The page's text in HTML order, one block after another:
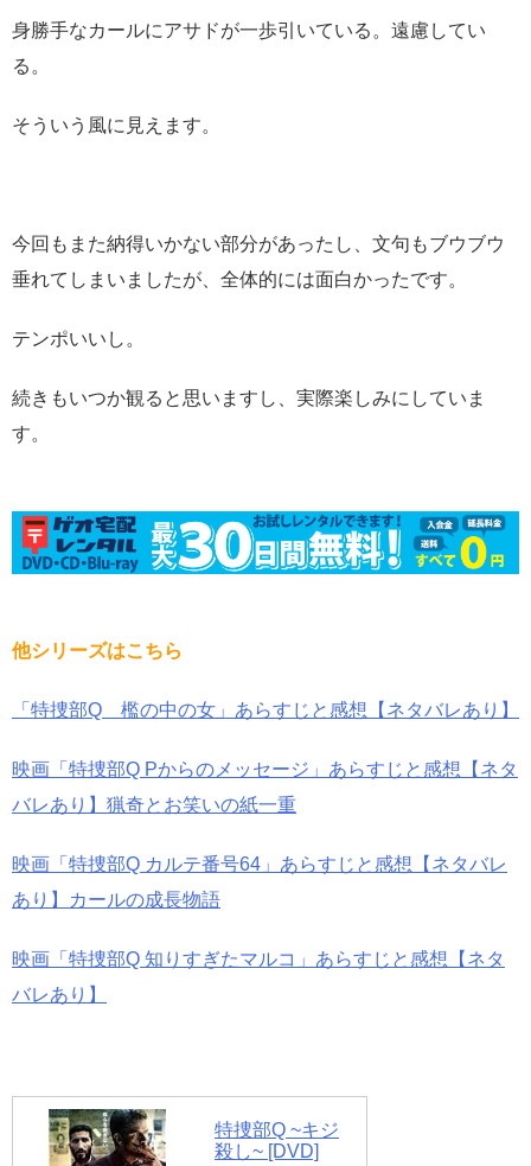
身勝手なカールにアサドが一歩引いている。遠慮してい
る。
そういう風に見えます。
今回もまた納得いかない部分があったし、文句もブウブウ
垂れてしまいましたが、全体的には面白かったです。
テンポいいし。
続きもいつか観ると思いますし、実際楽しみにしていま
す。
他シリーズはこちら
「特捜部Q 檻の中の女」あらすじと感想【ネタバレあり】
映画「特捜部Q Pからのメッセージ」あらすじと感想【ネタ
バレあり】猟奇とお笑いの紙一重
映画「特捜部Q カルテ番号64」あらすじと感想【ネタバレ
あり】カールの成長物語
映画「特捜部Q 知りすぎたマルコ」あらすじと感想【ネタ
バレあり】
特捜部Q ~キジ
殺し~ [DVD]